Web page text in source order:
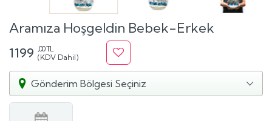
Aramıza Hoşgeldin Bebek-Erkek
1199 ,00 TL
(KDV Dahil)
Gönderim Bölgesi Seçiniz